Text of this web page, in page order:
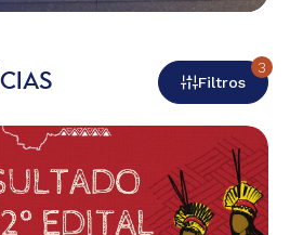
Filtros
3